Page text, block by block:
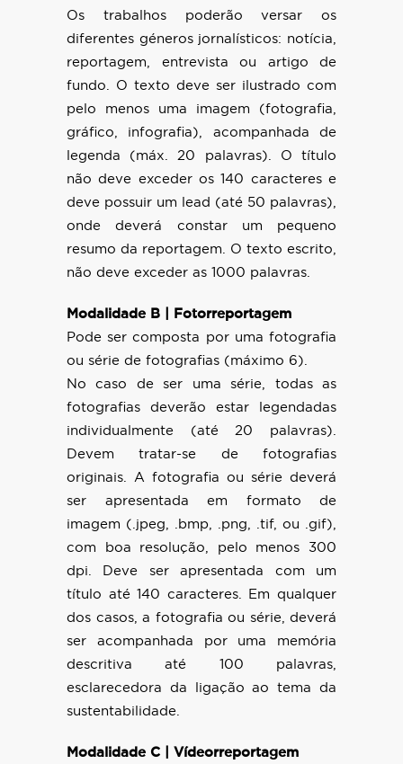
Os trabalhos poderão versar os
diferentes géneros jornalísticos: notícia,
reportagem, entrevista ou artigo de
fundo. O texto deve ser ilustrado com
pelo menos uma imagem (fotografia,
gráfico, infografia), acompanhada de
legenda (máx. 20 palavras). O título
não deve exceder os 140 caracteres e
deve possuir um lead (até 50 palavras),
onde deverá constar um pequeno
resumo da reportagem. O texto escrito,
não deve exceder as 1000 palavras.
Modalidade B | Fotorreportagem
Pode ser composta por uma fotografia
ou série de fotografias (máximo 6).
No caso de ser uma série, todas as
fotografias deverão estar legendadas
individualmente (até 20 palavras).
Devem tratar-se de fotografias
originais. A fotografia ou série deverá
ser apresentada em formato de
imagem (.jpeg, .bmp, .png, .tif, ou .gif),
com boa resolução, pelo menos 300
dpi. Deve ser apresentada com um
título até 140 caracteres. Em qualquer
dos casos, a fotografia ou série, deverá
ser acompanhada por uma memória
descritiva até 100 palavras,
esclarecedora da ligação ao tema da
sustentabilidade.
Modalidade C | Vídeorreportagem